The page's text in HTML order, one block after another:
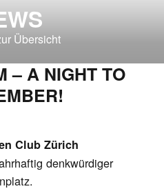
Übersicht
– A NIGHT TO
Club Zürich
denkwürdiger